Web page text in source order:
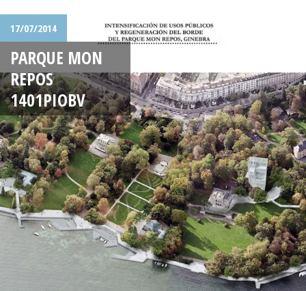
17/07/2014
PARQUE MON
REPOS
1401PIOBV